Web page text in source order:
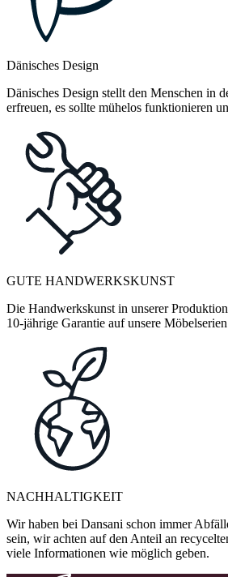
Dänisches Design
Dänisches Design stellt den Menschen in
erfreuen, es sollte mühelos funktionieren
GUTE HANDWERKSKUNST
Die Handwerkskunst in unserer
10-jährige Garantie auf unsere
NACHHALTIGKEIT
Wir haben bei Dansani schon immer
sein, wir achten auf den Anteil an
viele Informationen wie möglich geben.